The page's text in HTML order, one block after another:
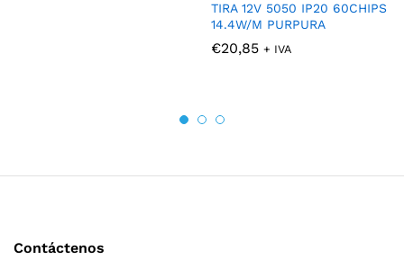
TIRA 12V 5050 IP20 60CHIPS
14.4W/M PURPURA
€20,85 + IVA
Contáctenos